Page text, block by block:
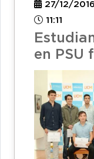
27/12/2016
11:11
en PSU